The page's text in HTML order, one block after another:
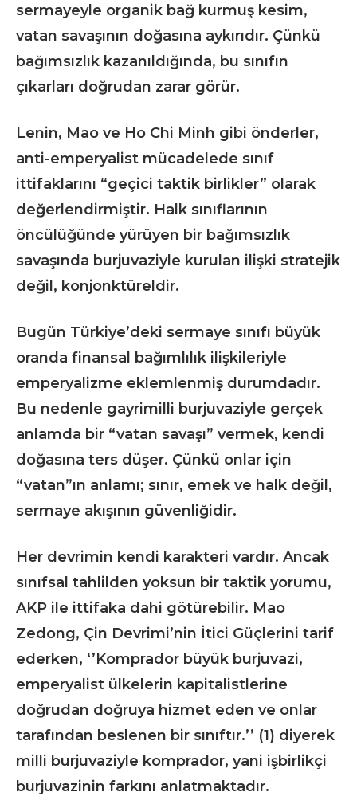
sermayeyle organik bağ kurmuş kesim,
vatan savaşının doğasına aykırıdır. Çünkü
bağımsızlık kazanıldığında, bu sınıfın
çıkarları doğrudan zarar görür.
Lenin, Mao ve Ho Chi Minh gibi önderler,
anti-emperyalist mücadelede sınıf
ittifaklarını “geçici taktik birlikler” olarak
değerlendirmiştir. Halk sınıflarının
öncülüğünde yürüyen bir bağımsızlık
savaşında burjuvaziyle kurulan ilişki stratejik
değil, konjonktüreldir.
Bugün Türkiye’deki sermaye sınıfı büyük
oranda finansal bağımlılık ilişkileriyle
emperyalizme eklemlenmiş durumdadır.
Bu nedenle gayrimilli burjuvaziyle gerçek
anlamda bir “vatan savaşı” vermek, kendi
doğasına ters düşer. Çünkü onlar için
“vatan”ın anlamı; sınır, emek ve halk değil,
sermaye akışının güvenliğidir.
Her devrimin kendi karakteri vardır. Ancak
sınıfsal tahlilden yoksun bir taktik yorumu,
AKP ile ittifaka dahi götürebilir. Mao
Zedong, Çin Devrimi’nin İtici Güçlerini tarif
ederken, ‘’Komprador büyük burjuvazi,
emperyalist ülkelerin kapitalistlerine
doğrudan doğruya hizmet eden ve onlar
tarafından beslenen bir sınıftır.’’ (1) diyerek
milli burjuvaziyle komprador, yani işbirlikçi
burjuvazinin farkını anlatmaktadır.